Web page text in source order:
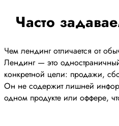
Часто
Чем лендинг отличается от
Лендинг — это
конкретной цели: продажи,
Он не содержит лишней
одном продукте или оффере,